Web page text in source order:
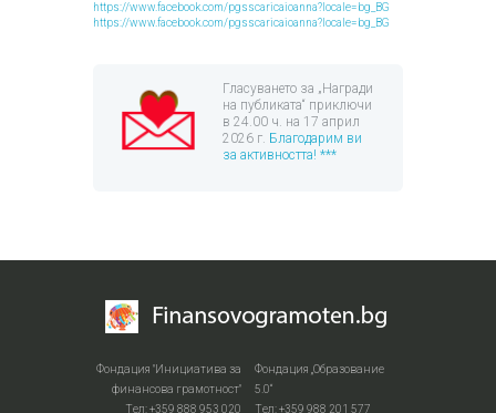
https://www.facebook.com/pgsscaricaioanna?locale=bg_BG
https://www.facebook.com/pgsscaricaioanna?locale=bg_BG
Гласуването за „Награди
на публиката“ приключи
в 24.00 ч. на 17 април
2026 г. Благодарим ви
за активността! ***
Фондация „Образование
5.0“
Тел: +359 988 201 577
Фондация "Инициатива за
финансова грамотност"
Тел: +359 888 953 020